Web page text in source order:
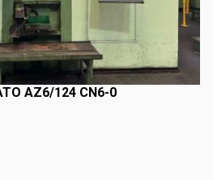
AZ6/124 CN6-0